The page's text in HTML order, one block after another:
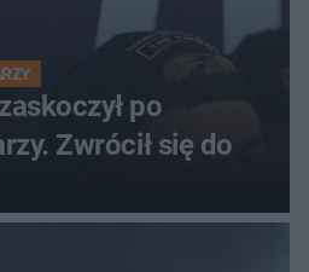
po
Zwrócił się do